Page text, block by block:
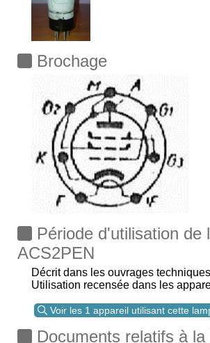
Brochage
Période d'utilisation de
ACS2PEN
Décrit dans les ouvrages
Utilisation recensée dans les
Voir les 1 appareil utilisant cette
Documents relatifs à la